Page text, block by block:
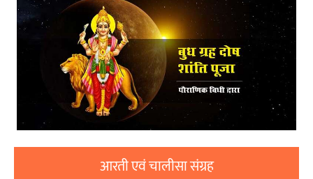
आरती एवं चालीसा संग्रह